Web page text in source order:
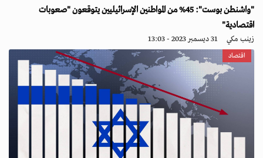
"واشنطن بوست": 45% من المواطنين الإسرائيليين يتوقعون "صعوبات
اقتصادية"
زينب مكي 31 ديسمبر 2023 - 13:03
اقتصاد